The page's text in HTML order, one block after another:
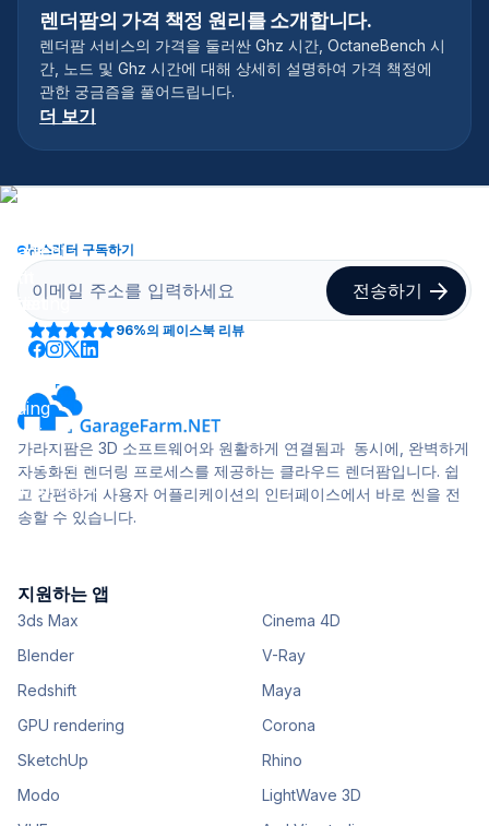
렌더팜의 가격 책정 원리를 소개합니다.
렌더팜 서비스의 가격을 둘러싼 Ghz 시간, OctaneBench 시
간, 노드 및 Ghz 시간에 대해 상세히 설명하여 가격 책정에
관한 궁금즘을 풀어드립니다.
더 보기
뉴스레터 구독하기
96%의 페이스북 리뷰
가라지팜은 3D 소프트웨어와 원활하게 연결됨과 동시에, 완벽하게
자동화된 렌더링 프로세스를 제공하는 클라우드 렌더팜입니다. 쉽
고 간편하게 사용자 어플리케이션의 인터페이스에서 바로 씬을 전
송할 수 있습니다.
지원하는 앱
3ds Max
Cinema 4D
Blender
V-Ray
Redshift
Maya
GPU rendering
Corona
SketchUp
Rhino
Modo
LightWave 3D